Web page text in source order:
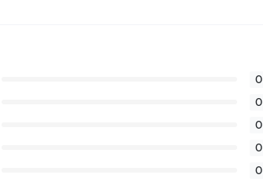
0
0
0
0
0